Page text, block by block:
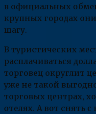
в официальных
крупных городах
шагу.
В туристических
расплачиваться
торговец округлит
уже не такой
торговых центрах,
отелях. А вот снять